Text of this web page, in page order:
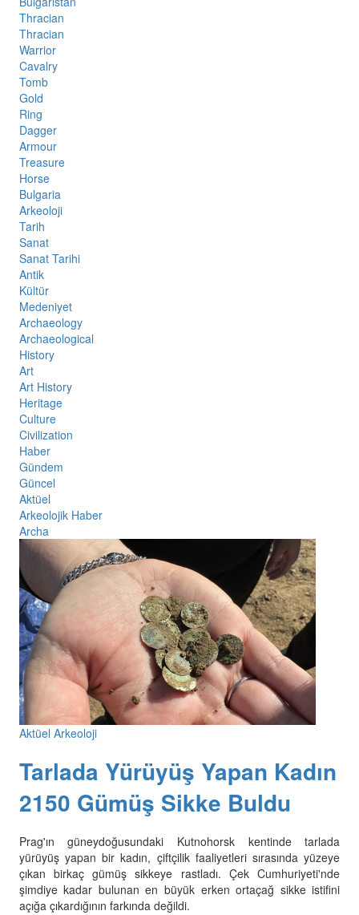
Thracian
Thracian
Warrior
Cavalry
Tomb
Gold
Ring
Dagger
Armour
Treasure
Horse
Bulgaria
Arkeoloji
Tarih
Sanat
Sanat Tarihi
Antik
Kültür
Medeniyet
Archaeology
Archaeological
History
Art
Art History
Heritage
Culture
Civilization
Haber
Gündem
Güncel
Aktüel
Arkeolojik Haber
Archa
Aktüel Arkeoloji
Tarlada Yürüyüş Yapan Kadın
2150 Gümüş Sikke Buldu
Prag'ın güneydoğusundaki Kutnohorsk kentinde tarlada
yürüyüş yapan bir kadın, çiftçilik faaliyetleri sırasında yüzeye
çıkan birkaç gümüş sikkeye rastladı. Çek Cumhuriyeti'nde
şimdiye kadar bulunan en büyük erken ortaçağ sikke istifini
açığa çıkardığının farkında değildi.